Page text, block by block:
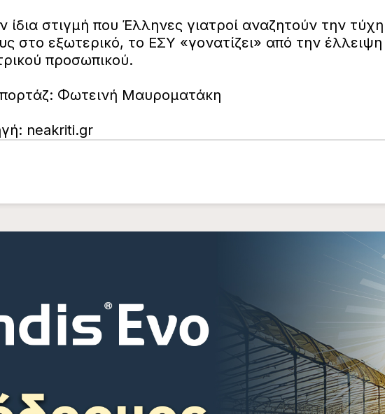
ίδια στιγμή που Έλληνες γιατροί αναζητούν την τύχη
στο εξωτερικό, το ΕΣΥ «γονατίζει» από την έλλειψη
προσωπικού.
Φωτεινή Μαυροματάκη
neakriti.gr